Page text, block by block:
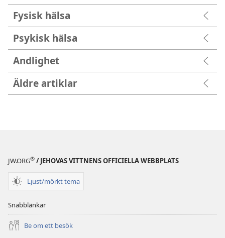
Fysisk hälsa
Psykisk hälsa
Andlighet
Äldre artiklar
JW.ORG® / JEHOVAS VITTNENS OFFICIELLA WEBBPLATS
Ljust/mörkt tema
Snabblänkar
Be om ett besök